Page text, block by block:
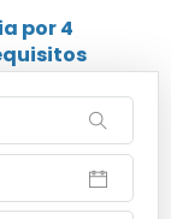
por4